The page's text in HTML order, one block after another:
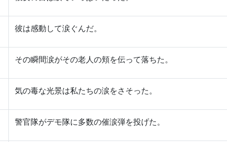
彼は感動して涙ぐんだ。
その瞬間涙がその老人の頬を伝って落ちた。
気の毒な光景は私たちの涙をさそった。
警官隊がデモ隊に多数の催涙弾を投げた。